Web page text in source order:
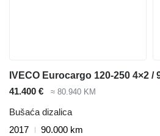
41.400 € ≈ 80.940 KM
Bušaća dizalica
2017
90.000 km